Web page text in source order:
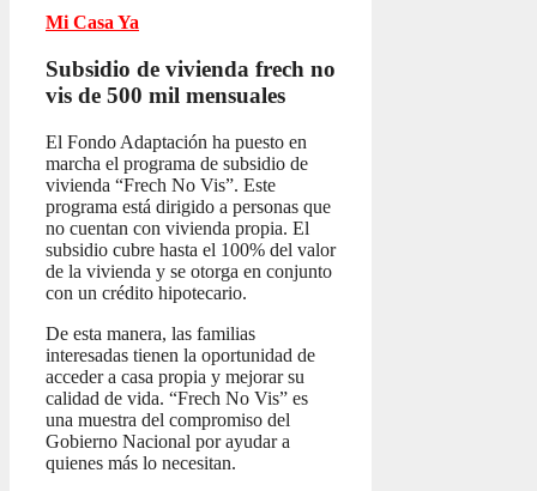
Mi Casa Ya
Subsidio de vivienda frech no
vis de 500 mil mensuales
El Fondo Adaptación ha puesto en
marcha el programa de subsidio de
vivienda “Frech No Vis”. Este
programa está dirigido a personas que
no cuentan con vivienda propia. El
subsidio cubre hasta el 100% del valor
de la vivienda y se otorga en conjunto
con un crédito hipotecario.
De esta manera, las familias
interesadas tienen la oportunidad de
acceder a casa propia y mejorar su
calidad de vida. “Frech No Vis” es
una muestra del compromiso del
Gobierno Nacional por ayudar a
quienes más lo necesitan.